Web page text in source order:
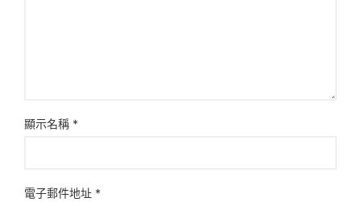
顯示名稱 *
電子郵件地址 *